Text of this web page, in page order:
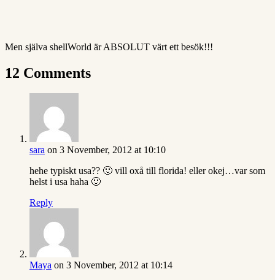
Men själva shellWorld är ABSOLUT värt ett besök!!!
12 Comments
sara on 3 November, 2012 at 10:10
hehe typiskt usa?? 🙂 vill oxå till florida! eller okej…var som
helst i usa haha 🙂
Reply
Maya on 3 November, 2012 at 10:14